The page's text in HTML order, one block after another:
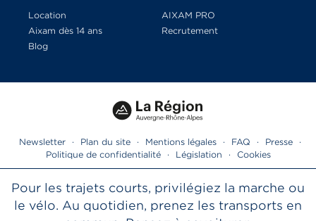
Location
AIXAM PRO
Aixam dès 14 ans
Recrutement
Blog
Newsletter · Plan du site · Mentions légales · FAQ · Presse
·
Politique de confidentialité
· Législation · Cookies
Pour les trajets courts, privilégiez la marche ou
le vélo. Au quotidien, prenez les transports en